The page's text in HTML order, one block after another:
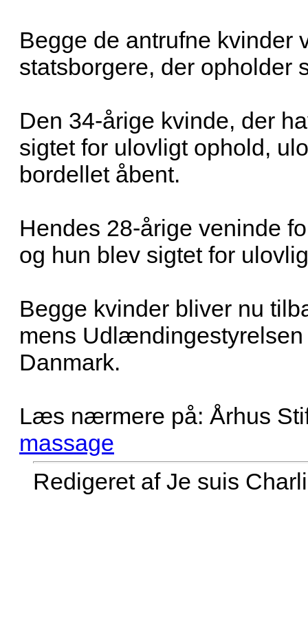
Begge de antrufne
statsborgere, der opholder
Den 34-årige kvinde, der
sigtet for ulovligt ophold,
bordellet åbent.
Hendes 28-årige veninde
og hun blev sigtet for
Begge kvinder bliver nu
mens
Danmark.
Læs nærmere på: Århus
massage
Redigeret af Je suis